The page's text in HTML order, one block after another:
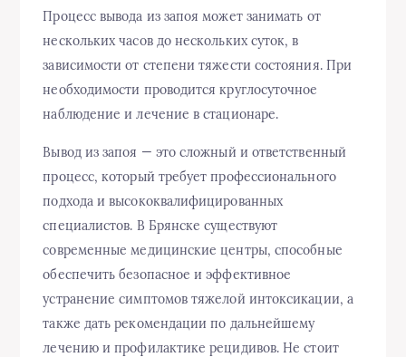
Процесс вывода из запоя может занимать от
нескольких часов до нескольких суток, в
зависимости от степени тяжести состояния. При
необходимости проводится круглосуточное
наблюдение и лечение в стационаре.
Вывод из запоя — это сложный и ответственный
процесс, который требует профессионального
подхода и высококвалифицированных
специалистов. В Брянске существуют
современные медицинские центры, способные
обеспечить безопасное и эффективное
устранение симптомов тяжелой интоксикации, а
также дать рекомендации по дальнейшему
лечению и профилактике рецидивов. Не стоит